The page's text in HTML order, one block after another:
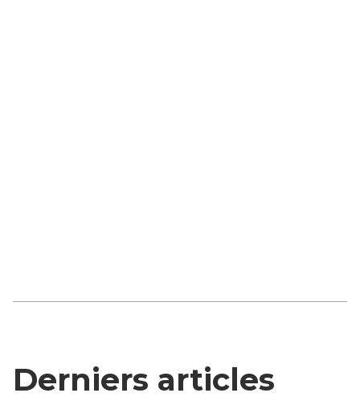
Derniers articles